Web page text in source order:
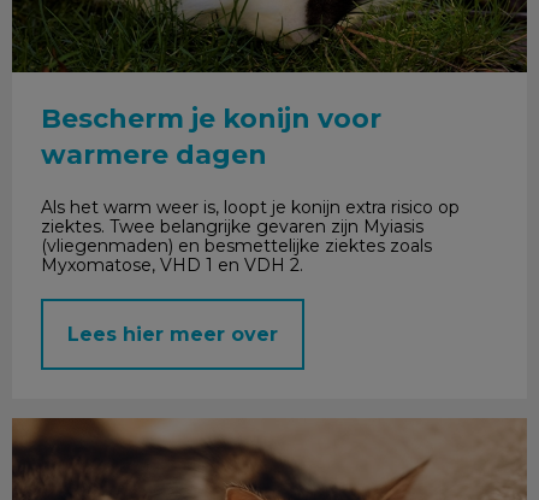
Bescherm je konijn voor
warmere dagen
Als het warm weer is, loopt je konijn extra risico op
ziektes. Twee belangrijke gevaren zijn Myiasis
(vliegenmaden) en besmettelijke ziektes zoals
Myxomatose, VHD 1 en VDH 2.
Lees hier meer over
Last minute vuurwerktips